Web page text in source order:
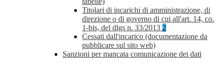
Titolari di incarichi di amministrazione, di
direzione o di governo di cui all'art. 14, co.
1-bis, del dlgs n. 33/2013 2
Cessati dall'incarico (documentazione da
pubblicare sul sito web)
Sanzioni per mancata comunicazione dei dati